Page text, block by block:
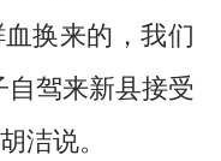
换来的，我们
驾来新县接受
洁说。